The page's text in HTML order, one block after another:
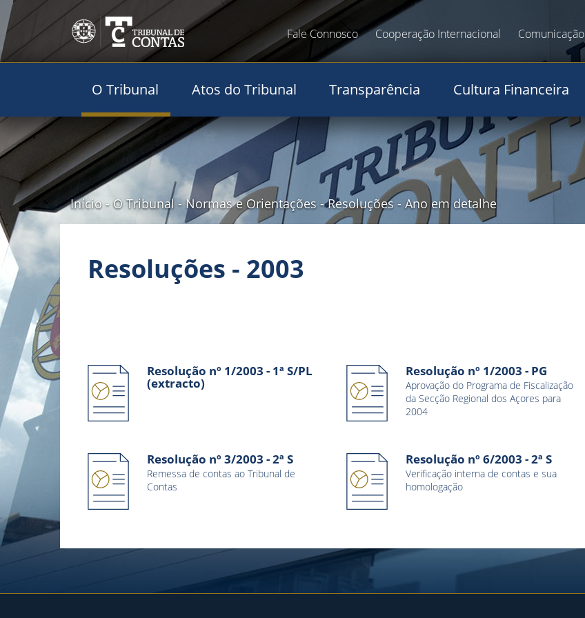
Fale Connosco Cooperação Internacional Comunicação
O Tribunal Atos do Tribunal Transparência Cultura Financeira
Início - O Tribunal - Normas e Orientações - Resoluções - Ano em detalhe
Resoluções - 2003
Resolução nº 1/2003 - 1ª S/PL
(extracto)
Resolução nº 1/2003 - PG
Aprovação do Programa de Fiscalização
da Secção Regional dos Açores para
2004
Resolução nº 3/2003 - 2ª S
Remessa de contas ao Tribunal de
Contas
Resolução nº 6/2003 - 2ª S
Verificação interna de contas e sua
homologação